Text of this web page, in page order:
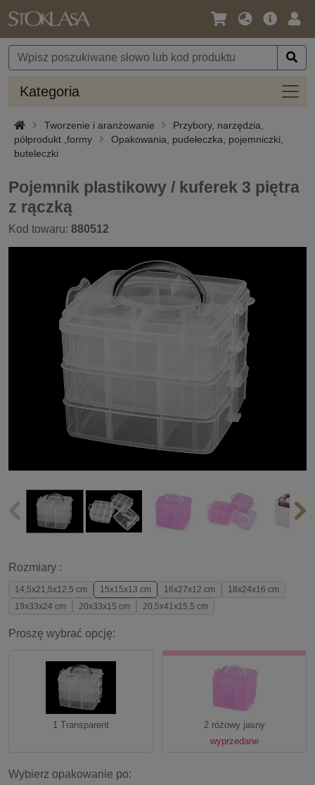
Język
Waluta
Oferta
Kategoria
Tworzenie i aranżowanie
Przybory, narzędzia,
półprodukt ,formy
Opakowania, pudełeczka, pojemniczki,
buteleczki
Pojemnik plastikowy / kuferek 3 piętra
z rączką
Kod towaru: 880512
Rozmiary :
14,5x21,5x12,5 cm 15x15x13 cm 16x27x12 cm
18x24x16 cm
19x33x24 cm
20x33x15 cm 20,5x41x15,5 cm
Proszę wybrać opcję:
1 Transparent
2 różowy jasny
wyprzedane
Wybierz opakowanie po: